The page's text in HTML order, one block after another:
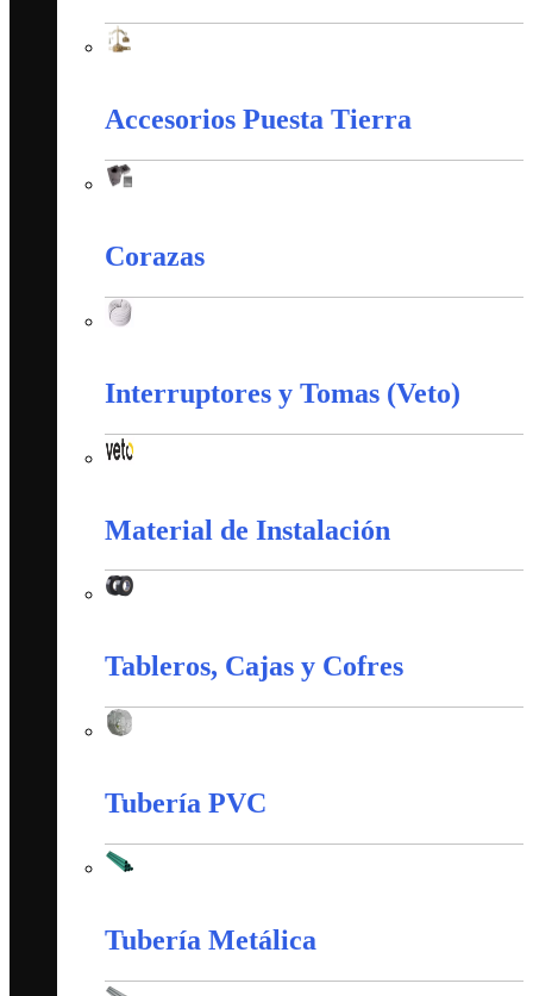
Accesorios Puesta Tierra
Corazas
Interruptores y Tomas (Veto)
Material de Instalación
Tableros, Cajas y Cofres
Tubería PVC
Tubería Metálica